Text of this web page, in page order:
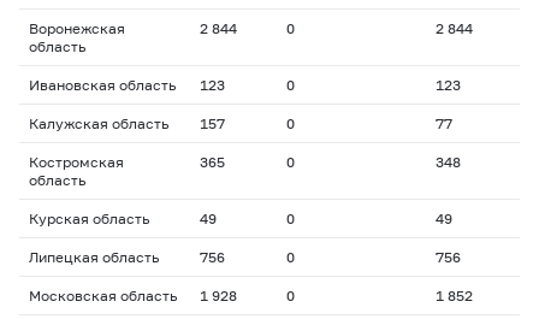
Воронежская
область
2 844 0 2 844
Ивановская область 123 0 123
Калужская область 157 0 77
Костромская
область
365 0 348
Курская область 49 0 49
Липецкая область 756 0 756
Московская область 1 928 0 1 852